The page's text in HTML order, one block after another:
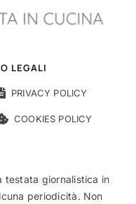
LEGALI
PRIVACY POLICY
COOKIES POLICY
testata giornalistica in
periodicità. Non